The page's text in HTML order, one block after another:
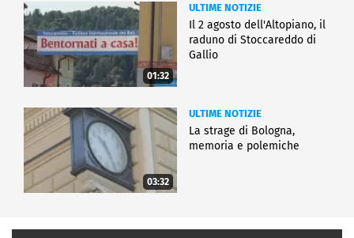
01:32
ULTIME NOTIZIE
Il 2 agosto dell'Altopiano, il
raduno di Stoccareddo di
Gallio
03:32
ULTIME NOTIZIE
La strage di Bologna,
memoria e polemiche